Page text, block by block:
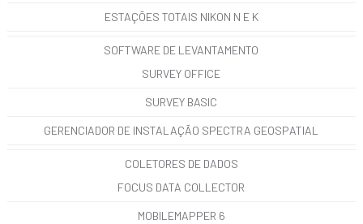
ESTAÇÕES TOTAIS NIKON N E K
SOFTWARE DE LEVANTAMENTO
SURVEY OFFICE
SURVEY BASIC
GERENCIADOR DE INSTALAÇÃO SPECTRA GEOSPATIAL
COLETORES DE DADOS
FOCUS DATA COLLECTOR
MOBILEMAPPER 6